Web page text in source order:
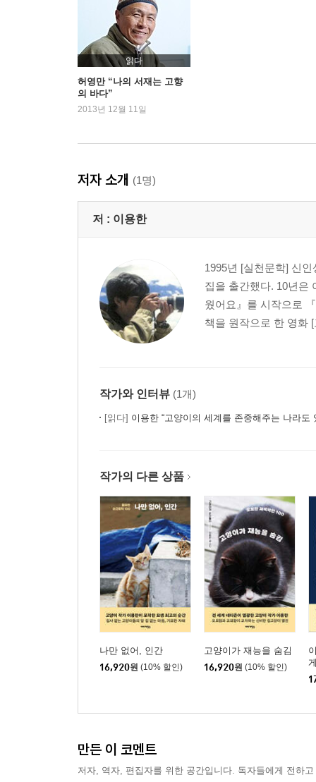
읽다
허영만 “나의 서재는 고향
의 바다”
2013년 12월 11일
저자 소개 (1명)
저 : 이용한
1995년 [실천문학] 신
집을 출간했다. 10년은
웠어요』를 시작으로
책을 원작으로 한 영화
작가와 인터뷰 (1개)
[읽다] 이용한 “고양이의 세계를 존중해주는 나라도
작가의 다른 상품
나만 없어, 인간
16,920원 (10% 할인)
고양이가 재능을 숨김
16,920원 (10% 할인)
만든 이 코멘트
저자, 역자, 편집자를 위한 공간입니다. 독자들에게 전하